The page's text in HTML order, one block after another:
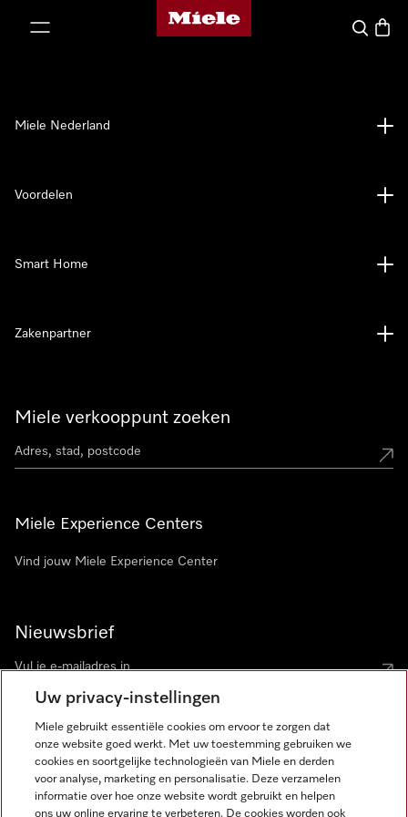
Homepage van Miele
Wat zoek
Miele verkooppunt zoeken
Miele Experience Centers
Vind jouw Miele Experience Center
Nieuwsbrief
Miele Nederland
Voordelen
Smart Home
Zakenpartner
Miele op Instagram
Miele op Facebook
Miele op Youtube
Uw privacy-instellingen
Miele gebruikt essentiële cookies om ervoor te zorgen dat
onze website goed werkt. Met uw toestemming gebruiken we
cookies en soortgelijke technologieën van Miele en derden
voor analyse, marketing en personalisatie. Deze verzamelen
informatie over hoe onze website wordt gebruikt en helpen
ons uw online ervaring te verbeteren. De cookies worden ook